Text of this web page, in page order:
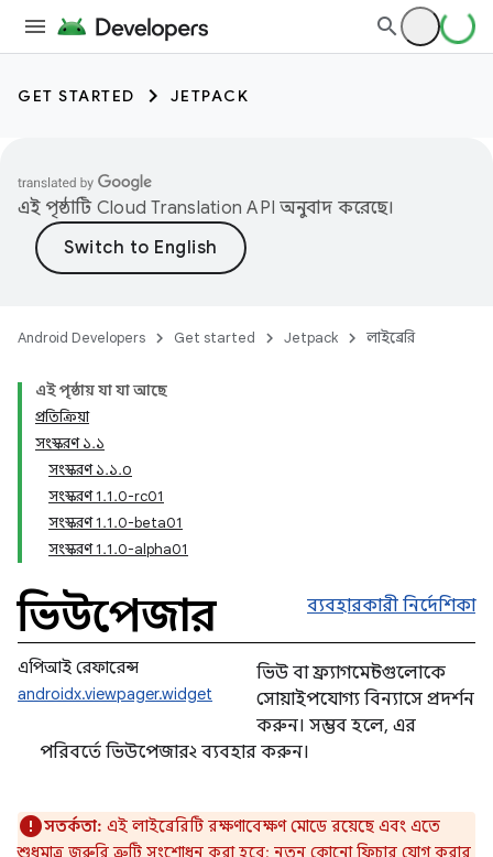
GET STARTED JETPACK
এই পৃষ্ঠাটি Cloud Translation API অনুবাদ করেছে।
Android Developers Get started Jetpack লাইব্রেরি
এই পৃষ্ঠায় যা যা আছে
প্রতিক্রিয়া
সংস্করণ ১.১
সংস্করণ ১.১.০
সংস্করণ 1.1.0-rc01
সংস্করণ 1.1.0-beta01
সংস্করণ 1.1.0-alpha01
ভিউপেজার ব্যবহারকারী নির্দেশিকা
এপিআই রেফারেন্স
androidx.viewpager.widget
ভিউ বা ফ্র্যাগমেন্টগুলোকে
সোয়াইপযোগ্য বিন্যাসে প্রদর্শন
করুন। সম্ভব হলে, এর
পরিবর্তে ভিউপেজার২ ব্যবহার করুন।
সতর্কতা: এই লাইব্রেরিটি রক্ষণাবেক্ষণ মোডে রয়েছে এবং এতে
শুধুমাত্র জরুরি ত্রুটি সংশোধন করা হবে; নতুন কোনো ফিচার যোগ করার